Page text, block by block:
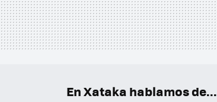
En Xataka hablamos de...